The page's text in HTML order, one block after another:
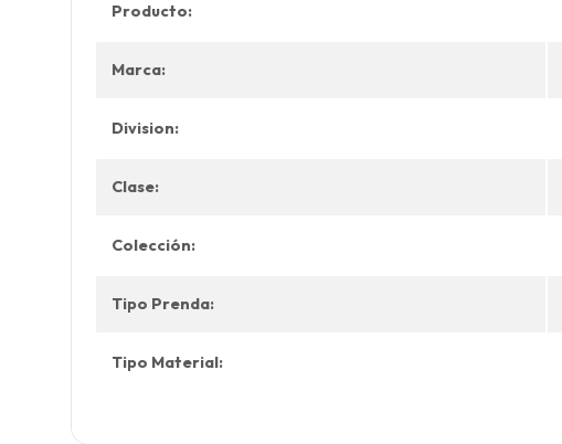
Producto:
Marca:
Division:
Clase:
Colección:
Tipo Prenda:
Tipo Material: